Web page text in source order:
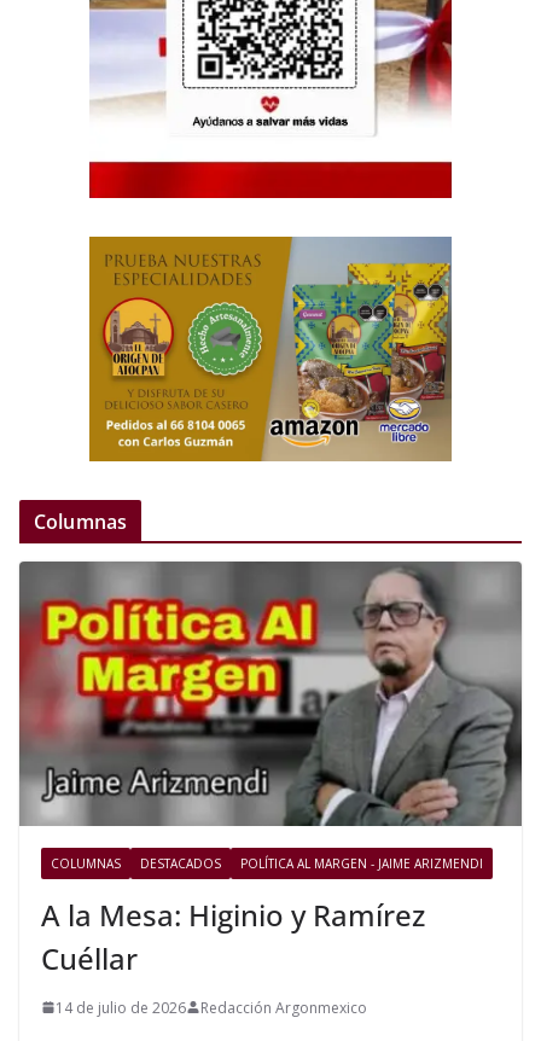
Columnas
COLUMNAS DESTACADOS POLÍTICA AL MARGEN - JAIME ARIZMENDI
A la Mesa: Higinio y Ramírez
Cuéllar
14 de julio de 2026 Redacción Argonmexico